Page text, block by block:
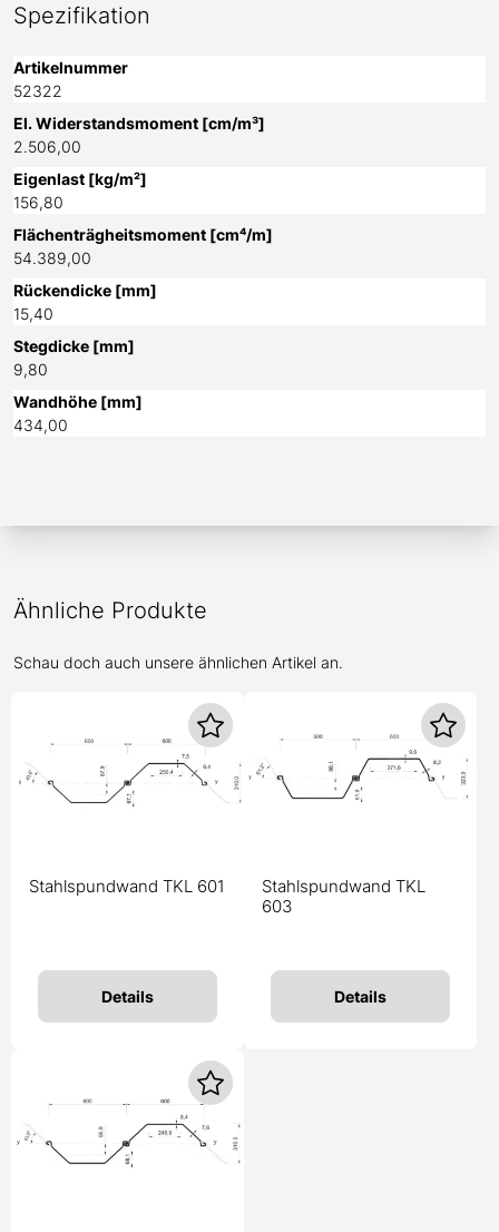
Spezifikation
Artikelnummer
52322
El. Widerstandsmoment [cm/m³]
2.506,00
Eigenlast [kg/m²]
156,80
Flächenträgheitsmoment [cm⁴/m]
54.389,00
Rückendicke [mm]
15,40
Stegdicke [mm]
9,80
Wandhöhe [mm]
434,00
Ähnliche Produkte
Schau doch auch unsere ähnlichen Artikel an.
Stahlspundwand TKL 601
Details
Stahlspundwand TKL
603
Details